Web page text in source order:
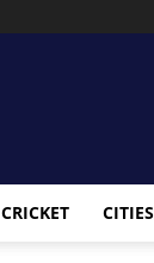
CRICKET CITIES